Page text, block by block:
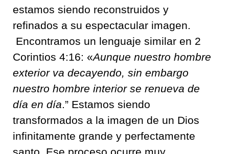
estamos siendo reconstruidos y
refinados a su espectacular imagen.
Encontramos un lenguaje similar en 2
Corintios 4:16: «Aunque nuestro hombre
exterior va decayendo, sin embargo
nuestro hombre interior se renueva de
día en día .” Estamos siendo
transformados a la imagen de un Dios
infinitamente grande y perfectamente
santo. Ese proceso ocurre muy